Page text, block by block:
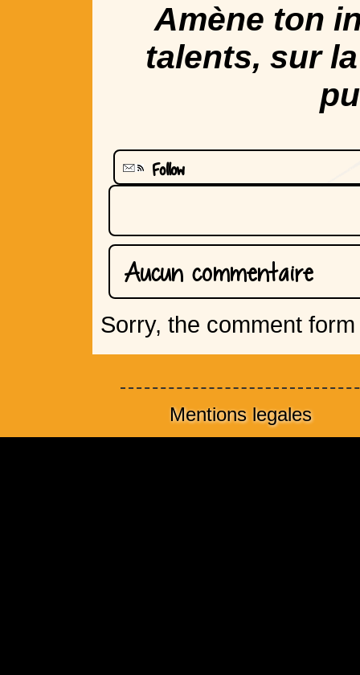
Amène ton
talents, sur
Follow
Aucun commentaire
Sorry, the comment
Mentions legales